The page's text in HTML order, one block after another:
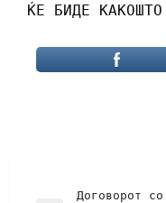
ЌЕ БИДЕ
Договорот